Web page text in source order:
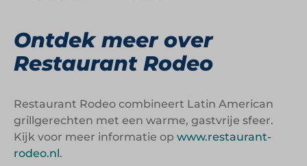
Ontdek meer over
Restaurant Rodeo
Restaurant Rodeo combineert Latin American
grillgerechten met een warme, gastvrije sfeer.
Kijk voor meer informatie op www.restaurant-
rodeo.nl.